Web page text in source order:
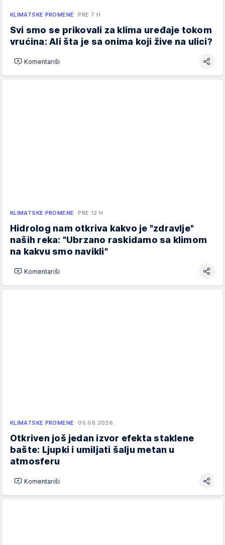
KLIMATSKE PROMENE PRE 7 H
Svi smo se prikovali za klima uređaje tokom
vrućina: Ali šta je sa onima koji žive na ulici?
Komentariši
KLIMATSKE PROMENE PRE 12 H
Hidrolog nam otkriva kakvo je "zdravlje"
naših reka: "Ubrzano raskidamo sa klimom
na kakvu smo navikli"
Komentariši
KLIMATSKE PROMENE 05.08.2026.
Otkriven još jedan izvor efekta staklene
bašte: Ljupki i umiljati šalju metan u
atmosferu
Komentariši